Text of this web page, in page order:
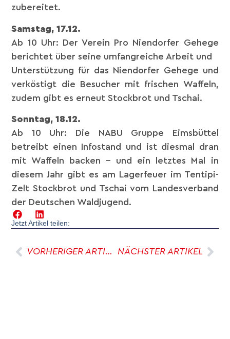
zubereitet.
Samstag, 17.12.
Ab 10 Uhr: Der Verein Pro Niendorfer Gehege
berichtet über seine umfangreiche Arbeit und
Unterstützung für das Niendorfer Gehege und
verköstigt die Besucher mit frischen Waffeln,
zudem gibt es erneut Stockbrot und Tschai.
Sonntag, 18.12.
Ab 10 Uhr: Die NABU Gruppe Eimsbüttel
betreibt einen Infostand und ist diesmal dran
mit Waffeln backen – und ein letztes Mal in
diesem Jahr gibt es am Lagerfeuer im Tentipi-
Zelt Stockbrot und Tschai vom Landesverband
der Deutschen Waldjugend.
Jetzt Artikel teilen:
VORHERIGER ARTIKEL NÄCHSTER ARTIKEL